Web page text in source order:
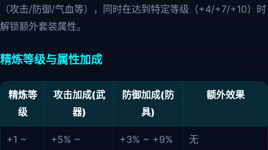
（攻击/防御/气血等），同时在达到特定等级（+4/+7/+10）时
解锁额外套装属性。
精炼等级与属性加成
精炼等
级
攻击加成(武
器)
防御加成(防
具)
额外效果
+1 ~
+5% ~
+3% ~ +9% 无